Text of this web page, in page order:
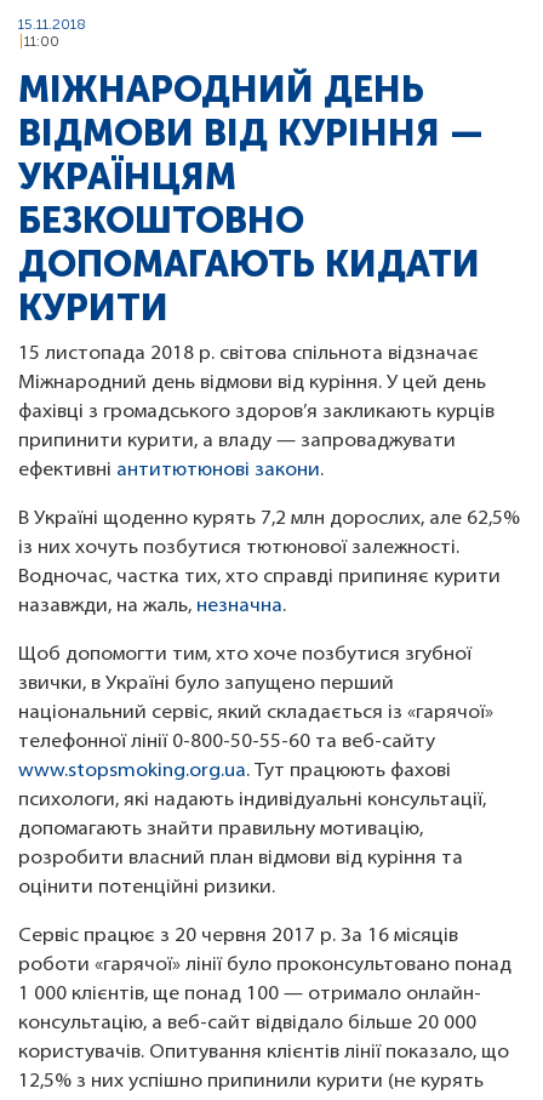
15.11.2018
11:00
МІЖНАРОДНИЙ ДЕНЬ
ВІДМОВИ ВІД КУРІННЯ —
УКРАЇНЦЯМ
БЕЗКОШТОВНО
ДОПОМАГАЮТЬ КИДАТИ
КУРИТИ
15 листопада 2018 р. світова спільнота відзначає
Міжнародний день відмови від куріння. У цей день
фахівці з громадського здоров’я закликають курців
припинити курити, а владу — запроваджувати
ефективні антитютюнові закони.
В Україні щоденно курять 7,2 млн дорослих, але 62,5%
із них хочуть позбутися тютюнової залежності.
Водночас, частка тих, хто справді припиняє курити
назавжди, на жаль, незначна.
Щоб допомогти тим, хто хоче позбутися згубної
звички, в Україні було запущено перший
національний сервіс, який складається із «гарячої»
телефонної лінії 0-800-50-55-60 та веб-сайту
www.stopsmoking.org.ua. Тут працюють фахові
психологи, які надають індивідуальні консультації,
допомагають знайти правильну мотивацію,
розробити власний план відмови від куріння та
оцінити потенційні ризики.
Сервіс працює з 20 червня 2017 р. За 16 місяців
роботи «гарячої» лінії було проконсультовано понад
1 000 клієнтів, ще понад 100 — отримало онлайн-
консультацію, а веб-сайт відвідало більше 20 000
користувачів. Опитування клієнтів лінії показало, що
12,5% з них успішно припинили курити (не курять